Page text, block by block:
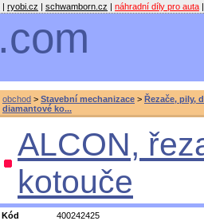
| ryobi.cz | schwamborn.cz | náhradní díly pro auta |
.com
obchod > Stavební mechanizace > Řezače, pily,
diamantové ko...
ALCON,
kotouče
Kód
400242425